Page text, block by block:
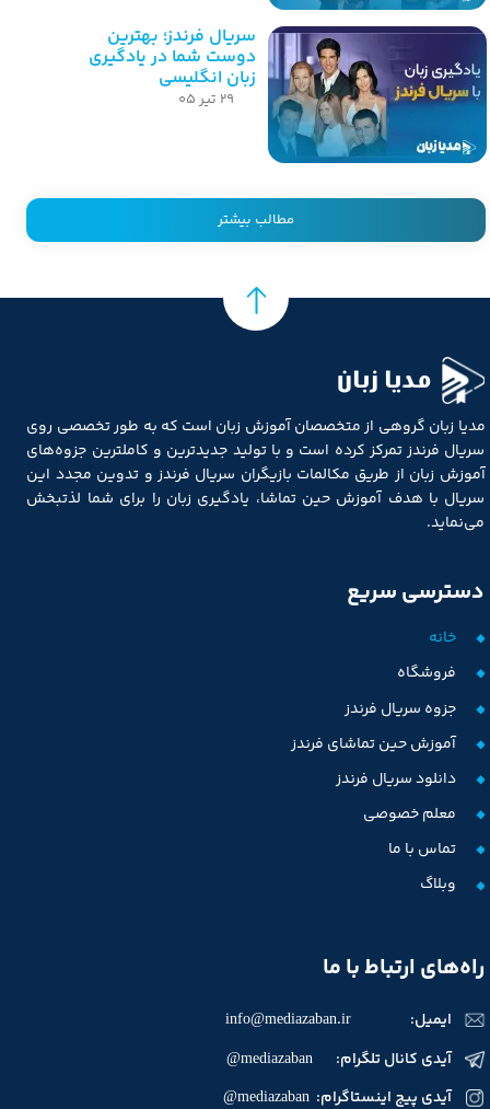
سریال فرندز؛ بهترین
دوست شما در یادگیری
زبان انگلیسی
۲۹ تیر ۰۵
مطالب بیشتر
مدیا زبان
مدیا زبان گروهی از متخصصان آموزش زبان است که به طور تخصصی روی
سریال فرندز تمرکز کرده است و با تولید جدیدترین و کاملترین جزوه‌های
آموزش زبان از طریق مکالمات بازیگران سریال فرندز و تدوین مجدد این
سریال با هدف آموزش حین تماشا، یادگیری زبان را برای شما لذتبخش
می‌نماید.
خانه
فروشگاه
جزوه سریال فرندز
آموزش حین تماشای فرندز
دانلود سریال فرندز
معلم خصوصی
تماس با ما
وبلاگ
دسترسی سریع
راه‌های ارتباط با ما
ایمیل: info@mediazaban.ir
آیدی کانال تلگرام: mediazaban@
آیدی پیج اینستاگرام: mediazaban@